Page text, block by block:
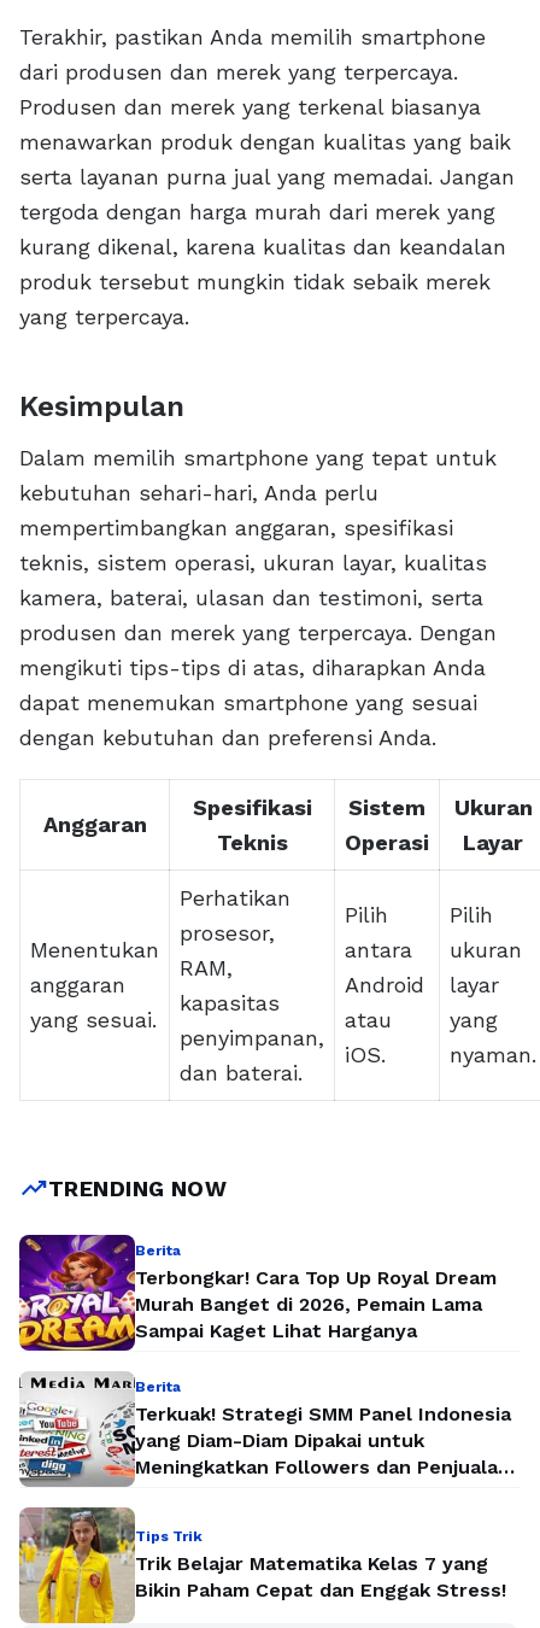
Terakhir, pastikan Anda memilih smartphone
dari produsen dan merek yang terpercaya.
Produsen dan merek yang terkenal biasanya
menawarkan produk dengan kualitas yang baik
serta layanan purna jual yang memadai. Jangan
tergoda dengan harga murah dari merek yang
kurang dikenal, karena kualitas dan keandalan
produk tersebut mungkin tidak sebaik merek
yang terpercaya.
Kesimpulan
Dalam memilih smartphone yang tepat untuk
kebutuhan sehari-hari, Anda perlu
mempertimbangkan anggaran, spesifikasi
teknis, sistem operasi, ukuran layar, kualitas
kamera, baterai, ulasan dan testimoni, serta
produsen dan merek yang terpercaya. Dengan
mengikuti tips-tips di atas, diharapkan Anda
dapat menemukan smartphone yang sesuai
dengan kebutuhan dan preferensi Anda.
Anggaran
Spesifikasi
Teknis
Sistem
Operasi
Ukuran
Layar
Menentukan
anggaran
yang sesuai.
Perhatikan
prosesor,
RAM,
kapasitas
penyimpanan,
dan baterai.
Pilih
antara
Android
atau
iOS.
Pilih
ukuran
layar
yang
nyaman.
trending_upTRENDING NOW
Berita
Terbongkar! Cara Top Up Royal Dream
Murah Banget di 2026, Pemain Lama
Sampai Kaget Lihat Harganya
Berita
Terkuak! Strategi SMM Panel Indonesia
yang Diam-Diam Dipakai untuk
Meningkatkan Followers dan Penjualan
Tips Trik
Trik Belajar Matematika Kelas 7 yang
Bikin Paham Cepat dan Enggak Stress!